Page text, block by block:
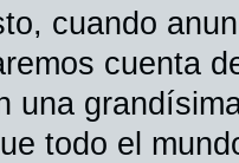
cuando
cuenta
una
todo el